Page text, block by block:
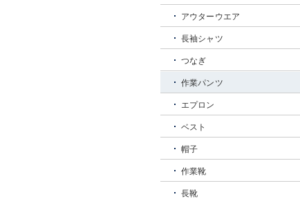
アウターウエア
長袖シャツ
つなぎ
作業パンツ
エプロン
ベスト
帽子
作業靴
長靴